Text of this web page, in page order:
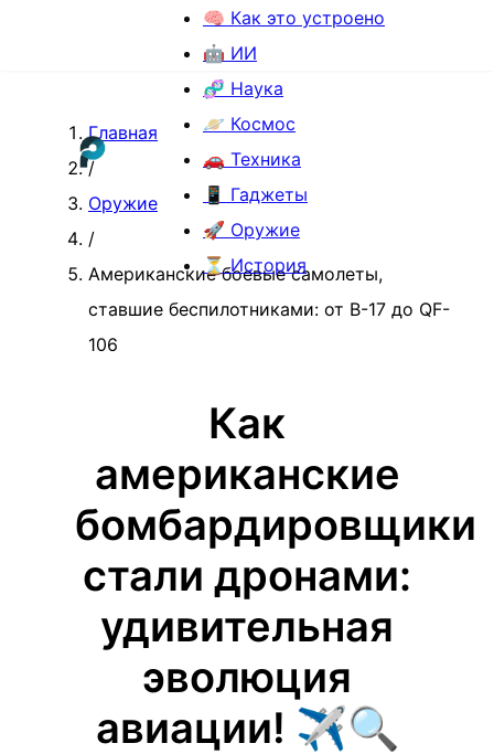
🧠 Как это устроено
🤖 ИИ
🧬 Наука
🪐 Космос
🚗 Техника
📱 Гаджеты
🚀 Оружие
⏳ История
Главная
/
Оружие
/
Американские боевые самолеты,
ставшие беспилотниками: от B-17 до QF-
106
Как
американские
бомбардировщики
стали дронами:
удивительная
эволюция
авиации! ✈️🔍